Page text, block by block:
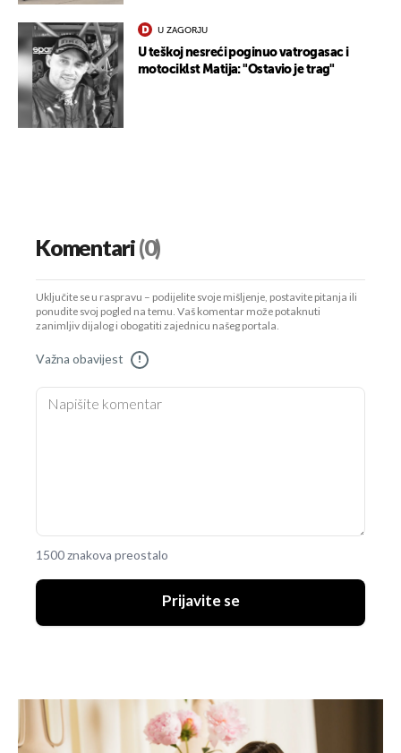
U ZAGORJU
U teškoj nesreći poginuo vatrogasac i
motociklst Matija: "Ostavio je trag"
Komentari(0)
Uključite se u raspravu – podijelite svoje mišljenje, postavite pitanja ili
ponudite svoj pogled na temu. Vaš komentar može potaknuti
zanimljiv dijalog i obogatiti zajednicu našeg portala.
Važna obavijest !
1500 znakova preostalo
Prijavite se